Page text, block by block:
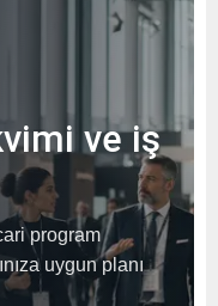
ve iş
program
uygun planı